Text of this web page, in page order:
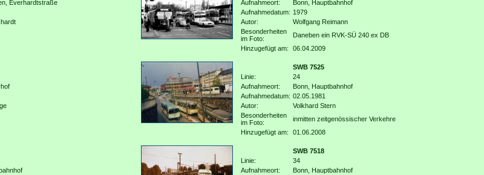
Everhardtstraße
Aufnahmeort:
Bonn, Hauptbahnhof
Aufnahmedatum: 1979
Autor:
Wolfgang Reimann
Besonderheiten
im Foto:
Daneben ein RVK-SÜ 240 ex DB
Hinzugefügt am:
06.04.2009
SWB 7525
Linie:
24
Aufnahmeort:
Bonn, Hauptbahnhof
Aufnahmedatum: 02.05.1981
Autor:
Volkhard Stern
Besonderheiten
im Foto:
inmitten zeitgenössischer Verkehre
Hinzugefügt am:
01.06.2008
SWB 7518
Linie:
34
Aufnahmeort:
Bonn, Hauptbahnhof